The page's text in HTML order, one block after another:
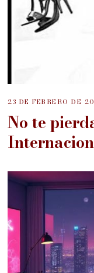
23 DE FEBRERO DE
No te